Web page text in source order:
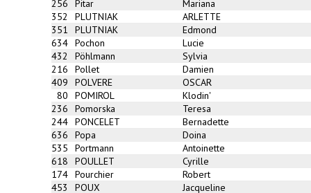
256
Pitar
Mariana
352
PLUTNIAK
ARLETTE
351
PLUTNIAK
Edmond
634 Pochon
Lucie
432
Pöhlmann
Sylvia
216
Pollet
Damien
409
POLVERE
OSCAR
80
POMIROL
Klodin'
236
Pomorska
Teresa
244 PONCELET
Bernadette
636
Popa
Doina
535
Portmann
Antoinette
618
POULLET
Cyrille
174 Pourchier
Robert
453
POUX
Jacqueline